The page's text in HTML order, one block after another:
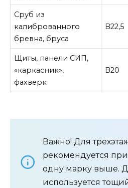
Сруб из
калиброванного
бревна, бруса
B22,5
Щиты, панели СИП,
«каркасник»,
фахверк
B20
Важно! Для
рекомендуется
одну марку выше.
используется